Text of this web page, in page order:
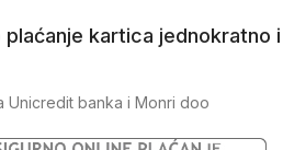
plaćanje kartica jednokratno i
Unicredit banka i Monri doo